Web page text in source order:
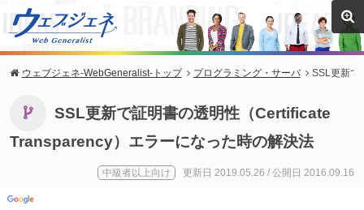
ウェブジェネ-WebGeneralist-トップ プログラミング・サーバ SSL更新で
SSL更新で証明書の透明性（Certificate
Transparency）エラーになった時の解決法
中級者以上向け 更新日 2019.05.26 / 公開日 2016.09.16